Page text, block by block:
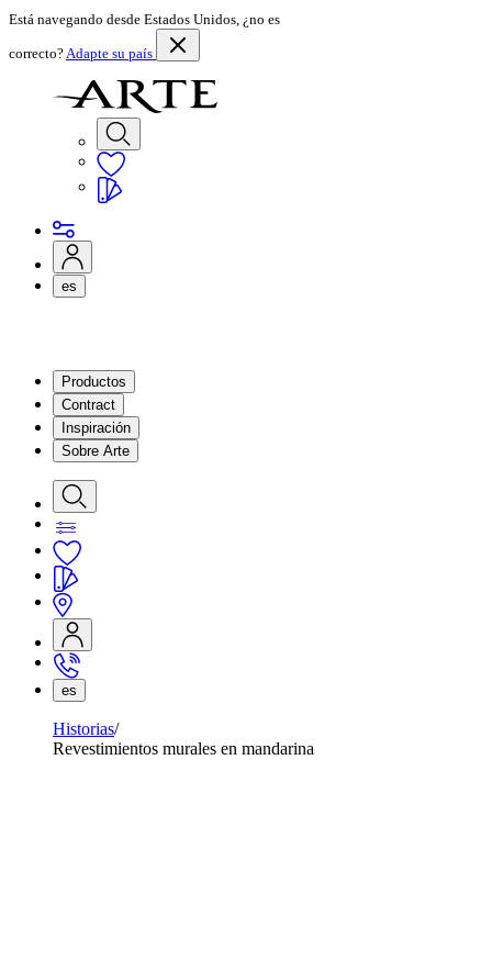
Está navegando desde Estados Unidos, ¿no es
correcto?Adapte su país
es
Productos
Contract
Inspiración
Sobre Arte
es
Historias
Revestimientos murales en mandarina